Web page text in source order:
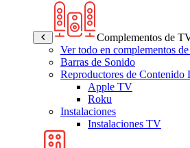
Complementos de
Ver todo en complementos
Barras de Sonido
Reproductores de Contenido
Apple TV
Roku
Instalaciones
Instalaciones TV